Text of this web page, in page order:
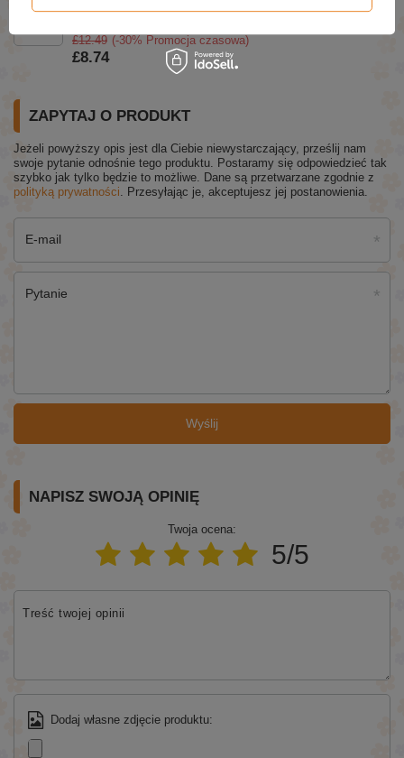
£12.49 (-30% Promocja czasowa)
£8.74
ZAPYTAJ O PRODUKT
Jeżeli powyższy opis jest dla Ciebie niewystarczający, prześlij nam
swoje pytanie odnośnie tego produktu. Postaramy się odpowiedzieć tak
szybko jak tylko będzie to możliwe. Dane są przetwarzane zgodnie z
polityką prywatności . Przesyłając je, akceptujesz jej postanowienia.
E-mail
Pytanie
Wyślij
NAPISZ SWOJĄ OPINIĘ
Twoja ocena:
5/5
Treść twojej opinii
Dodaj własne zdjęcie produktu: